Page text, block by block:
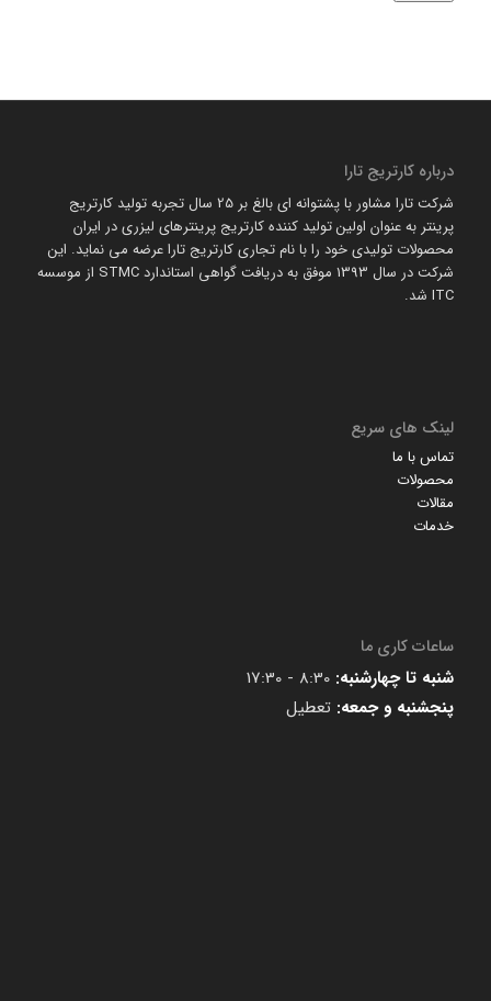
درباره کارتریج تارا
شرکت تارا مشاور با پشتوانه ای بالغ بر 25 سال تجربه تولید کارتریج
پرینتر به عنوان اولین تولید کننده کارتریج پرینترهای لیزری در ایران
محصولات تولیدی خود را با نام تجاری کارتریج تارا عرضه می نماید. این
شرکت در سال 1393 موفق به دریافت گواهی استاندارد STMC از موسسه
ITC شد.
لینک های سریع
تماس با ما
محصولات
مقالات
خدمات
ساعات کاری ما
شنبه تا چهارشنبه: 8:30 - 17:30
پنجشنبه و جمعه: تعطیل